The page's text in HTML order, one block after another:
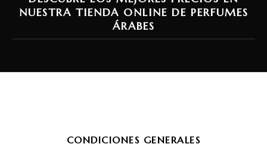
NUESTRA TIENDA ONLINE DE PERFUMES
ÁRABES
CONDICIONES GENERALES